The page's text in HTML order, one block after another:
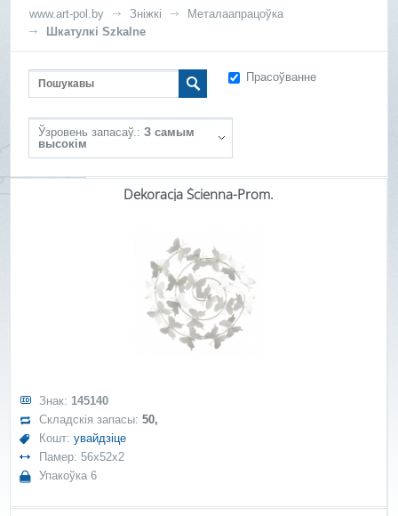
www.art-pol.by Зніжкі
Металаапрацоўка
Шкатулкі Szkalne
Прасоўванне
Ўзровень запасаў.: З самым
высокім
Dekoracja Ścienna-Prom.
Знак: 145140
Складскія запасы:50,
Кошт:увайдзіце
Памер: 56x52x2
Упакоўка 6